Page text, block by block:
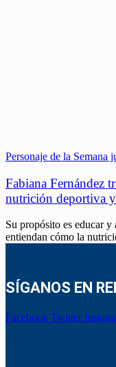
Personaje de la Semana
Fabiana Fernández
nutrición deportiva
Su propósito es educar y
entiendan cómo la
SÍGANOS EN
Facebook Twitter